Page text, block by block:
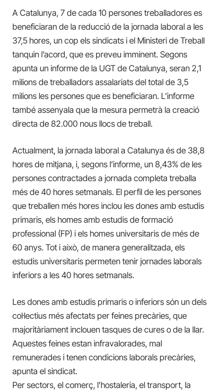
A Catalunya, 7 de cada 10 persones treballadores es
beneficiaran de la reducció de la jornada laboral a les
37,5 hores, un cop els sindicats i el Ministeri de Treball
tanquin l’acord, que es preveu imminent. Segons
apunta un informe de la UGT de Catalunya, seran 2,1
milions de treballadors assalariats del total de 3,5
milions les persones que es beneficiaran. L’informe
també assenyala que la mesura permetrà la creació
directa de 82.000 nous llocs de treball.
Actualment, la jornada laboral a Catalunya és de 38,8
hores de mitjana, i, segons l’informe, un 8,43% de les
persones contractades a jornada completa treballa
més de 40 hores setmanals. El perfil de les persones
que treballen més hores inclou les dones amb estudis
primaris, els homes amb estudis de formació
professional (FP) i els homes universitaris de més de
60 anys. Tot i això, de manera generalitzada, els
estudis universitaris permeten tenir jornades laborals
inferiors a les 40 hores setmanals.
Les dones amb estudis primaris o inferiors són un dels
col·lectius més afectats per feines precàries, que
majoritàriament inclouen tasques de cures o de la llar.
Aquestes feines estan infravalorades, mal
remunerades i tenen condicions laborals precàries,
apunta el sindicat.
Per sectors, el comerç, l’hostaleria, el transport, la